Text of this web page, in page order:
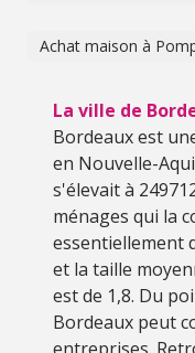
Achat maison à
La ville de
Bordeaux est
en Nouvelle-
s'élevait à
ménages qui la
essentiellement
et la taille
est de 1,8. Du
Bordeaux peut